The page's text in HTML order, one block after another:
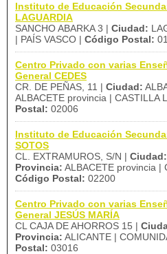
Instituto de Educación
LAGUARDIA
SANCHO ABARKA 3 | Ciudad:
| PAÍS VASCO | Código Postal:
Centro Privado con varias
General CEDES
CR. DE PEÑAS, 11 | Ciudad:
ALBACETE provincia | CASTILLA
Postal: 02006
Instituto de Educación
SOTOS
CL. EXTRAMUROS, S/N | Ciudad:
Provincia: ALBACETE provincia |
Código Postal: 02200
Centro Privado con varias
General JESÚS MARÍA
CL CAJA DE AHORROS 15 |
Provincia: ALICANTE |
Postal: 03016